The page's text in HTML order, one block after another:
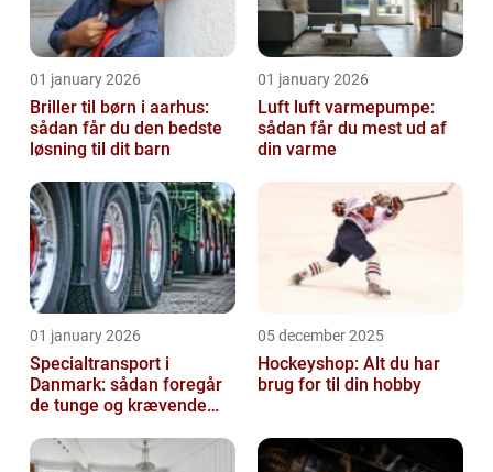
01 january 2026
Briller til børn i aarhus:
sådan får du den bedste
løsning til dit barn
01 january 2026
Luft luft varmepumpe:
sådan får du mest ud af
din varme
01 january 2026
Specialtransport i
Danmark: sådan foregår
de tunge og krævende
05 december 2025
Hockeyshop: Alt du har
brug for til din hobby